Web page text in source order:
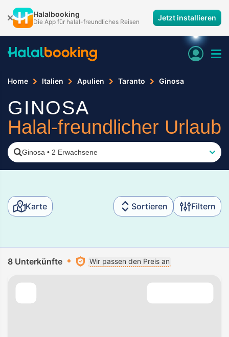
Halalbooking
Die App für halal-freundliches Reisen Jetzt installieren
Home Italien Apulien Taranto Ginosa
GINOSA
Halal-freundlicher Urlaub
Ginosa • 2 Erwachsene
Karte Sortieren Filtern
8 Unterkünfte Wir passen den Preis an